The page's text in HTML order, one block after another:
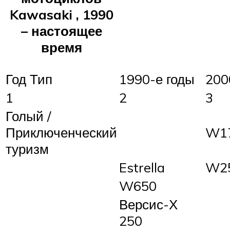
Kawasaki , 1990
– настоящее
время
Год Тип
1990-е годы
1
2
3
Голый /
Приключенческий
туризм
Estrella
W650
Версис-Х
250